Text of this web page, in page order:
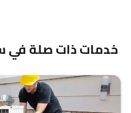
خدمات ذات صلة في